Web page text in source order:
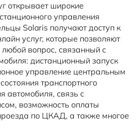
открывает широкие
управления
Solaris получают доступ к
услуг, которые позволяют
вопрос, связанный с
дистанционный запуск
управление центральным
транспортного
автомобиля, связь с
возможность оплаты
по ЦКАД, а также многое